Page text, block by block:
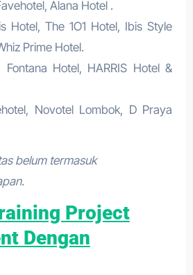
Alana Hotel .
Hotel, The 1O1 Hotel, Ibis Style
Prime Hotel.
Hotel, HARRIS Hotel &
Novotel Lombok, D Praya
belum termasuk
Project
Dengan